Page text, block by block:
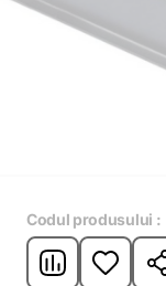
Codul produsului :